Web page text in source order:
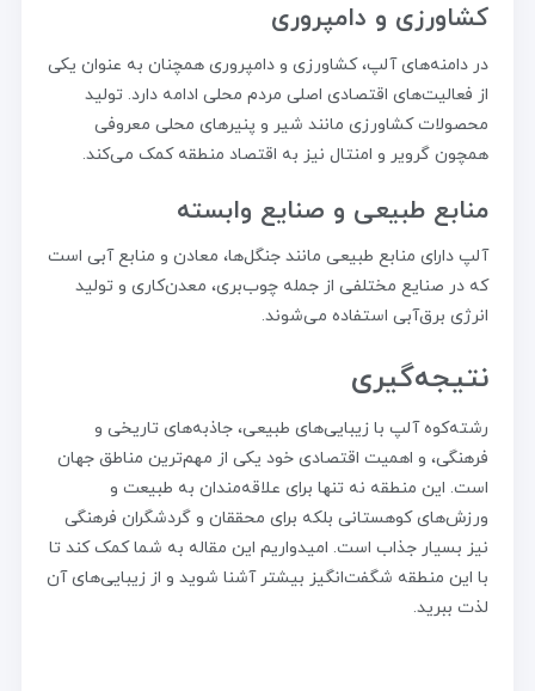
کشاورزی و دامپروری
در دامنه‌های آلپ، کشاورزی و دامپروری همچنان به عنوان یکی
از فعالیت‌های اقتصادی اصلی مردم محلی ادامه دارد. تولید
محصولات کشاورزی مانند شیر و پنیرهای محلی معروفی
همچون گرویر و امنتال نیز به اقتصاد منطقه کمک می‌کند.
منابع طبیعی و صنایع وابسته
آلپ دارای منابع طبیعی مانند جنگل‌ها، معادن و منابع آبی است
که در صنایع مختلفی از جمله چوب‌بری، معدن‌کاری و تولید
انرژی برق‌آبی استفاده می‌شوند.
نتیجه‌گیری
رشته‌کوه آلپ با زیبایی‌های طبیعی، جاذبه‌های تاریخی و
فرهنگی، و اهمیت اقتصادی خود یکی از مهم‌ترین مناطق جهان
است. این منطقه نه تنها برای علاقه‌مندان به طبیعت و
ورزش‌های کوهستانی بلکه برای محققان و گردشگران فرهنگی
نیز بسیار جذاب است. امیدواریم این مقاله به شما کمک کند تا
با این منطقه شگفت‌انگیز بیشتر آشنا شوید و از زیبایی‌های آن
لذت ببرید.